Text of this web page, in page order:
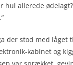
hul allerede
der stod med låget
kabinet og